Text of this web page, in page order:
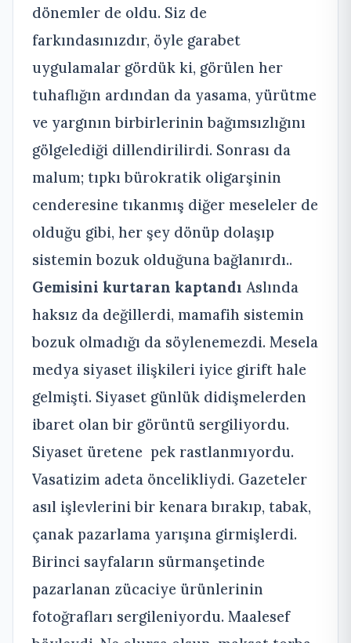
dönemler de oldu. Siz de
farkındasınızdır, öyle garabet
uygulamalar gördük ki, görülen her
tuhaflığın ardından da yasama, yürütme
ve yargının birbirlerinin bağımsızlığını
gölgelediği dillendirilirdi. Sonrası da
malum; tıpkı bürokratik oligarşinin
cenderesine tıkanmış diğer meseleler de
olduğu gibi, her şey dönüp dolaşıp
sistemin bozuk olduğuna bağlanırdı..
Gemisini kurtaran kaptandı Aslında
haksız da değillerdi, mamafih sistemin
bozuk olmadığı da söylenemezdi. Mesela
medya siyaset ilişkileri iyice girift hale
gelmişti. Siyaset günlük didişmelerden
ibaret olan bir görüntü sergiliyordu.
Siyaset üretene pek rastlanmıyordu.
Vasatizim adeta öncelikliydi. Gazeteler
asıl işlevlerini bir kenara bırakıp, tabak,
çanak pazarlama yarışına girmişlerdi.
Birinci sayfaların sürmanşetinde
pazarlanan zücaciye ürünlerinin
fotoğrafları sergileniyordu. Maalesef